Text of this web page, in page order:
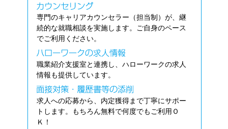
専門のキャリアカウンセラー（担当制）が、継
続的な就職相談を実施します。ご自身のペース
でご利用ください。
職業紹介支援室と連携し、ハローワークの求人
情報も提供しています。
求人への応募から、内定獲得まで丁寧にサポー
トします。もちろん無料で何度でもご利用Ｏ
Ｋ！